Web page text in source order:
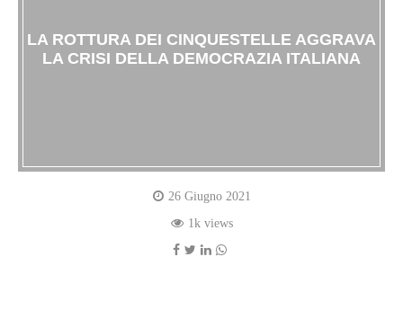
LA ROTTURA DEI CINQUESTELLE AGGRAVA
LA CRISI DELLA DEMOCRAZIA ITALIANA
26 Giugno 2021
1k views